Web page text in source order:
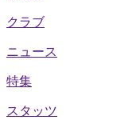
クラブ
ニュース
特集
スタッツ